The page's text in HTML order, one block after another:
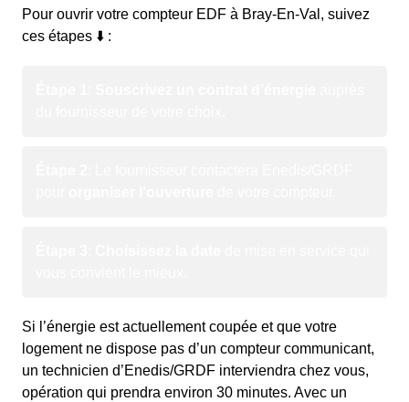
Pour ouvrir votre compteur EDF à Bray-En-Val, suivez
ces étapes ⬇️ :
Si l’énergie est actuellement coupée et que votre
logement ne dispose pas d’un compteur communicant,
un technicien d’Enedis/GRDF interviendra chez vous,
opération qui prendra environ 30 minutes. Avec un